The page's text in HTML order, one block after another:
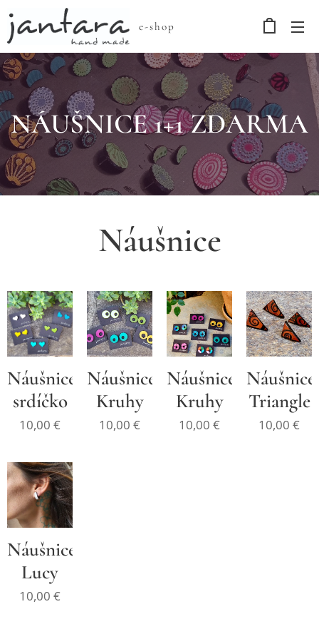
e-shop
NÁUŠNICE 1+1 ZDARMA
Náušnice
Náušnice
srdíčko
10,00 €
Náušnice
Kruhy
10,00 €
Náušnice
Kruhy
10,00 €
Náušnice
Triangle
10,00 €
Náušnice
Lucy
10,00 €